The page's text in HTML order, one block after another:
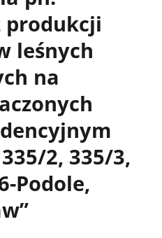
produkcji
leśnych
na
2, 335/3,
Podole,